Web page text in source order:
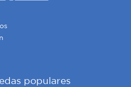
populares